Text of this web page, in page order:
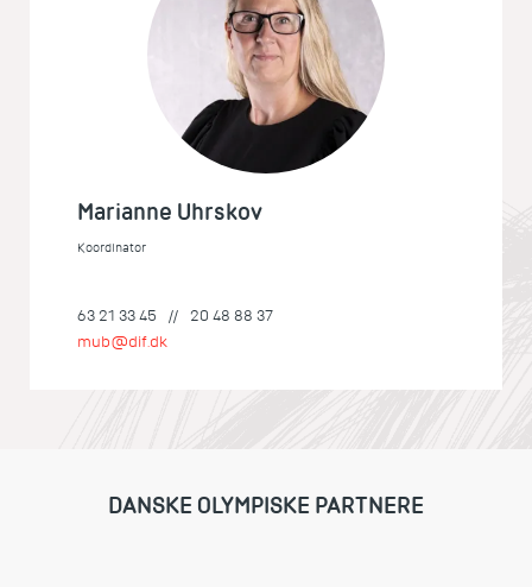
Marianne Uhrskov
Koordinator
63 21 33 45 // 20 48 88 37
mub@dif.dk
DANSKE OLYMPISKE PARTNERE